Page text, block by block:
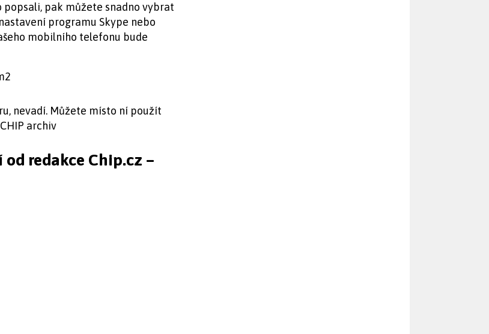
pak můžete snadno vybrat
programu Skype nebo
mobilního telefonu bude
nevadí. Můžete místo ní použít
archiv
redakce Chip.cz –